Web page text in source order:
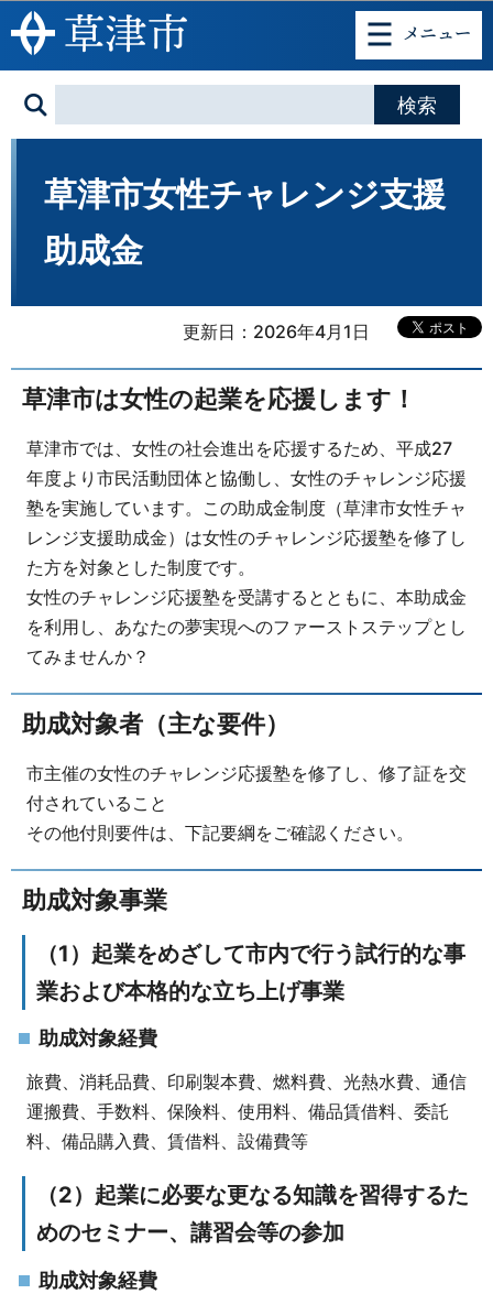
このページの本文へ移動
草津市女性チャレンジ支援
助成金
更新日：2026年4月1日
草津市は女性の起業を応援します！
草津市では、女性の社会進出を応援するため、平成27
年度より市民活動団体と協働し、女性のチャレンジ応援
塾を実施しています。この助成金制度（草津市女性チャ
レンジ支援助成金）は女性のチャレンジ応援塾を修了し
た方を対象とした制度です。
女性のチャレンジ応援塾を受講するとともに、本助成金
を利用し、あなたの夢実現へのファーストステップとし
てみませんか？
助成対象者（主な要件）
市主催の女性のチャレンジ応援塾を修了し、修了証を交
付されていること
その他付則要件は、下記要綱をご確認ください。
助成対象事業
（1）起業をめざして市内で行う試行的な事
業および本格的な立ち上げ事業
助成対象経費
旅費、消耗品費、印刷製本費、燃料費、光熱水費、通信
運搬費、手数料、保険料、使用料、備品賃借料、委託
料、備品購入費、賃借料、設備費等
（2）起業に必要な更なる知識を習得するた
めのセミナー、講習会等の参加
助成対象経費